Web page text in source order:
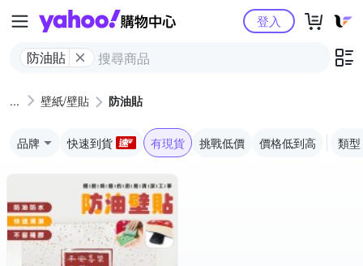
Yahoo購物中心
防油貼
登入
壁紙/壁貼 防油貼
品牌 快速到貨 有現貨 挑戰低價 價格低到高 類型